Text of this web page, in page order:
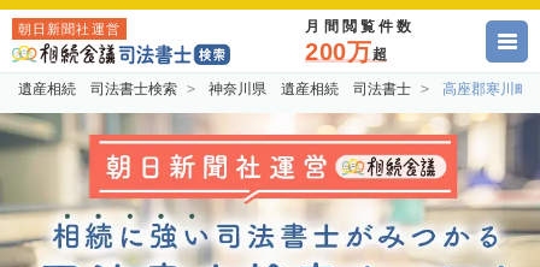
朝日新聞社運営 月間閲覧件数
200万超
遺産相続 司法書士検索 神奈川県 遺産相続 司法書士 高座郡寒川